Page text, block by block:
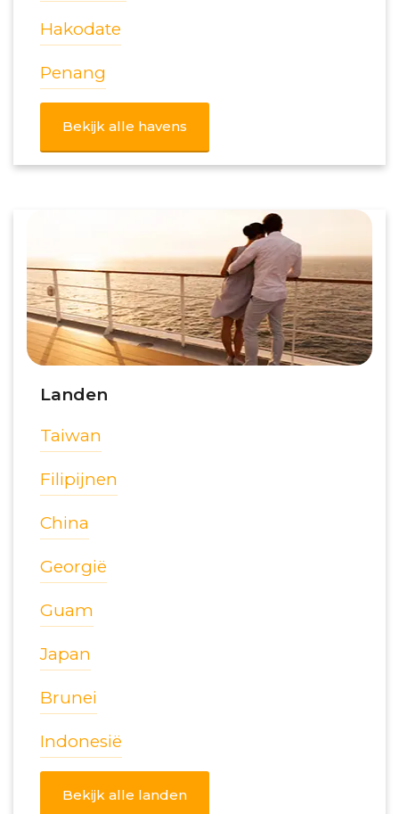
Hakodate
Penang
Bekijk alle havens
Landen
Taiwan
Filipijnen
China
Georgië
Guam
Japan
Brunei
Indonesië
Bekijk alle landen